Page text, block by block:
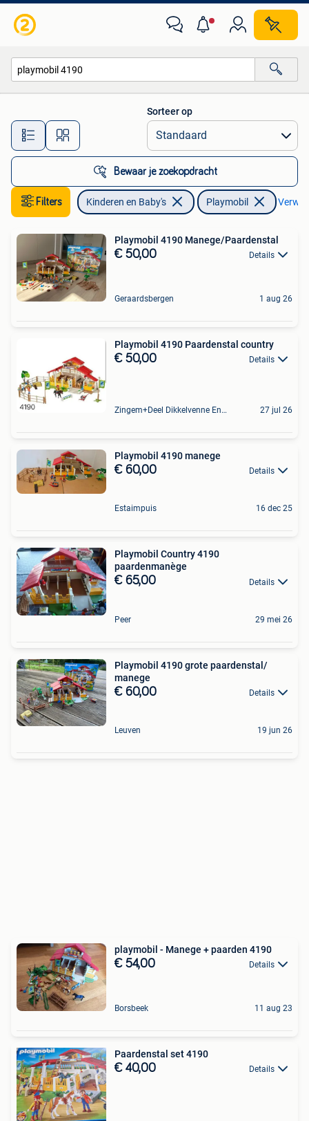
Alle afstanden…
Sorteer op
Bewaar je zoekopdracht
Filters Kinderen en Baby's Playmobil
Playmobil 4190 Manege/Paardenstal
€ 50,00 Details
Geraardsbergen 1 aug 26
Playmobil 4190 Paardenstal country
€ 50,00 Details
Zingem+Deel Dikkelvenne En Nederzwalm-Hermelgem 27 jul 26
Playmobil 4190 manege
€ 60,00 Details
Estaimpuis 16 dec 25
Playmobil Country 4190
paardenmanège
€ 65,00 Details
Peer 29 mei 26
Playmobil 4190 grote paardenstal/
manege
€ 60,00 Details
Leuven 19 jun 26
playmobil - Manege + paarden 4190
€ 54,00 Details
Borsbeek 11 aug 23
Paardenstal set 4190
€ 40,00 Details